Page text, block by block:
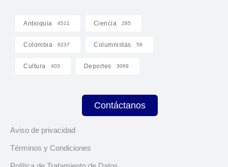
Antioquia 4511 Ciencia 285
Colombia 6237 Columnistas 58
Cultura 403 Deportes 3069
Contáctanos
Aviso de privacidad
Términos y Condiciones